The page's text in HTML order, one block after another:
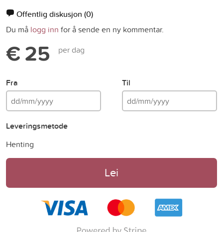
Offentlig diskusjon (0)
Du må logg inn for å sende en ny kommentar.
€ 25 per dag
Fra Til
Leveringsmetode
Henting
Lei